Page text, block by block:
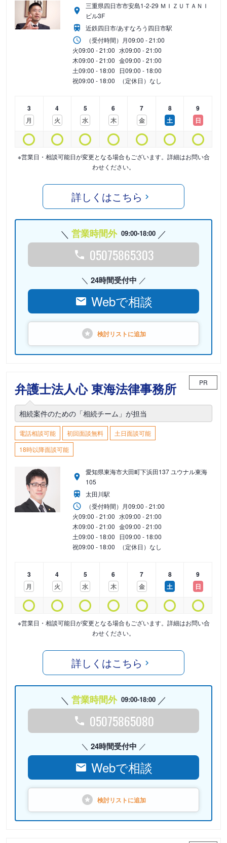
三重県四日市市安島1-2-29 ＭＩＺＵＴＡＮＩ
ビル3F
近鉄四日市/あすなろう四日市駅
（受付時間） 月09:00 - 21:00
火09:00 - 21:00 水09:00 - 21:00
木09:00 - 21:00 金09:00 - 21:00
土09:00 - 18:00 日09:00 - 18:00
祝09:00 - 18:00 （定休日）なし
3
月
4
火
5
水
6
木
7
金
8
土
9
日
※営業日・相談可能日が変更となる場合もございます。詳細はお問い合
わせください。
詳しくはこちら
営業時間外 09:00-18:00
05075865303
24時間受付中
Webで相談
検討リストに追加
弁護士法人心 東海法律事務所 PR
相続案件のための「相続チーム」が担当
電話相談可能 初回面談無料
土日面談可能
18時以降面談可能
愛知県東海市大田町下浜田137 ユウナル東海
105
太田川駅
（受付時間） 月09:00 - 21:00
火09:00 - 21:00 水09:00 - 21:00
木09:00 - 21:00 金09:00 - 21:00
土09:00 - 18:00 日09:00 - 18:00
祝09:00 - 18:00 （定休日）なし
3
月
4
火
5
水
6
木
7
金
8
土
9
日
※営業日・相談可能日が変更となる場合もございます。詳細はお問い合
わせください。
詳しくはこちら
営業時間外 09:00-18:00
05075865080
24時間受付中
Webで相談
検討リストに追加